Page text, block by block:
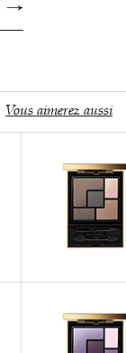
Vous aimerez aussi
OMBRES À